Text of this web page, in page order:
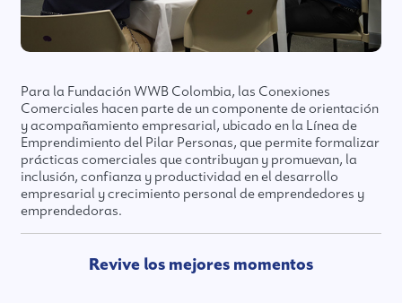
Para la Fundación WWB Colombia, las Conexiones
Comerciales hacen parte de un componente de orientación
y acompañamiento empresarial, ubicado en la Línea de
Emprendimiento del Pilar Personas, que permite formalizar
prácticas comerciales que contribuyan y promuevan, la
inclusión, confianza y productividad en el desarrollo
empresarial y crecimiento personal de emprendedores y
emprendedoras.
Revive los mejores momentos